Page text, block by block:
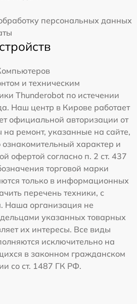
персональных данных
и техническим
Thunderobot по истечении
Наш центр в Кирове работает
официальной авторизации от
ремонт, указанные на сайте,
ознакомительный характер и
офертой согласно п. 2 ст. 437
торговой марки
только в информационных
перечень техники, с
Наша организация не
указанных товарных
их интересы. Все виды
исключительно на
в законном гражданском
со ст. 1487 ГК РФ.